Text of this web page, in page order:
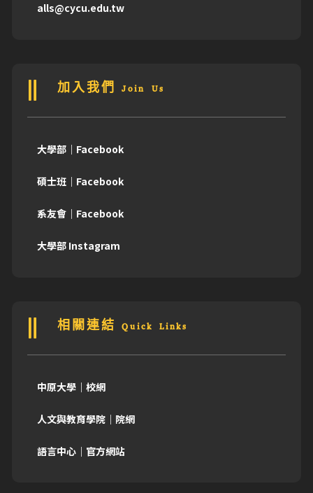
alls@cycu.edu.tw
加入我們 Join Us
大學部｜Facebook
碩士班｜Facebook
系友會｜Facebook
大學部 Instagram
相關連結 Quick Links
中原大學｜校網
人文與教育學院｜院網
語言中心｜官方網站